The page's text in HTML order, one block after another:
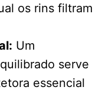
os rins filtram
Um
serve
essencial